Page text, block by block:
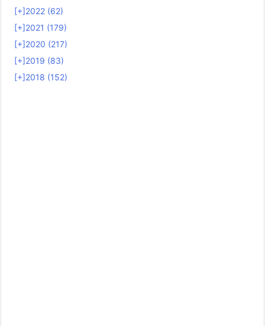
[+]2022 (62)
[+]2021 (179)
[+]2020 (217)
[+]2019 (83)
[+]2018 (152)